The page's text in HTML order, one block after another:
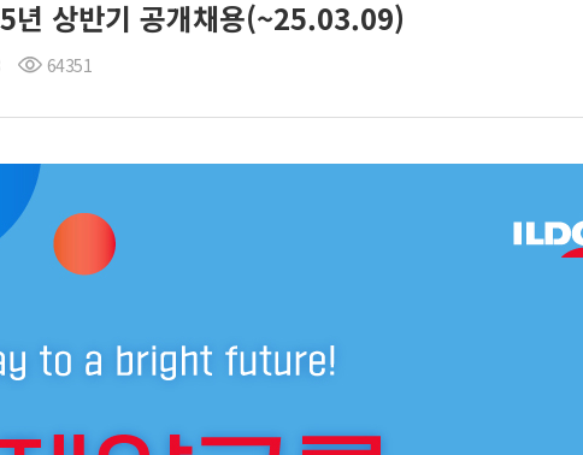
년 상반기 공개채용(~25.03.09)
64351